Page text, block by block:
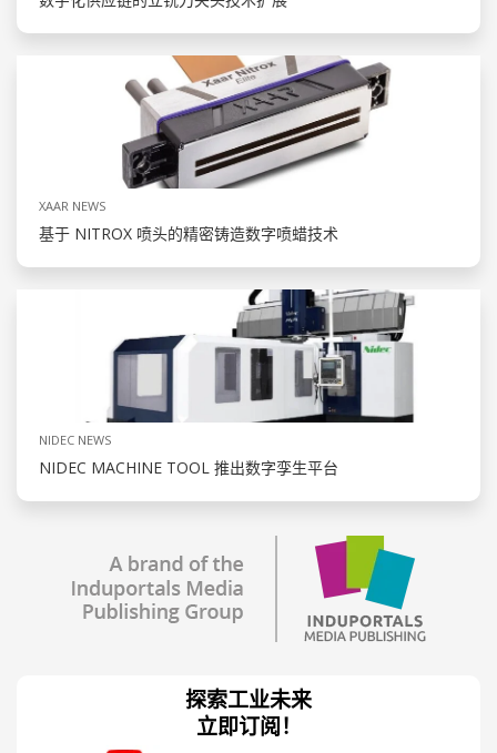
XAAR NEWS
基于 NITROX 喷头的精密铸造数字喷蜡技术
NIDEC NEWS
NIDEC MACHINE TOOL 推出数字孪生平台
探索工业未来
立即订阅！